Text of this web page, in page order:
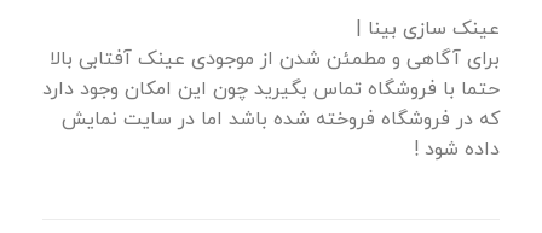
عینک سازی بینا |
برای آگاهی و مطمئن شدن از موجودی عینک آفتابی بالا
حتما با فروشگاه تماس بگیرید چون این امکان وجود دارد
که در فروشگاه فروخته شده باشد اما در سایت نمایش
داده شود !